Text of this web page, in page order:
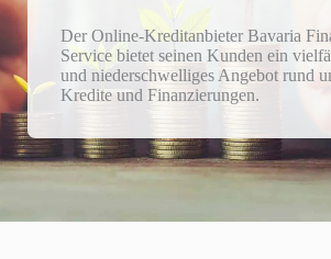
Der Online-Kreditanbieter Bavaria
Service bietet seinen Kunden ein
und niederschwelliges Angebot rund
Kredite und Finanzierungen.